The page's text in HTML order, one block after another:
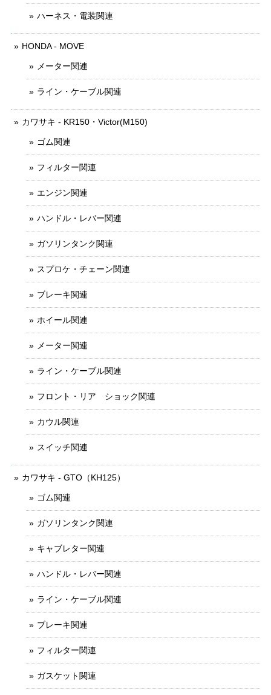
ハーネス・電装関連
HONDA - MOVE
メーター関連
ライン・ケーブル関連
カワサキ - KR150・Victor(M150)
ゴム関連
フィルター関連
エンジン関連
ハンドル・レバー関連
ガソリンタンク関連
スプロケ・チェーン関連
ブレーキ関連
ホイール関連
メーター関連
ライン・ケーブル関連
フロント・リア ショック関連
カウル関連
スイッチ関連
カワサキ - GTO（KH125）
ゴム関連
ガソリンタンク関連
キャブレター関連
ハンドル・レバー関連
ライン・ケーブル関連
ブレーキ関連
フィルター関連
ガスケット関連